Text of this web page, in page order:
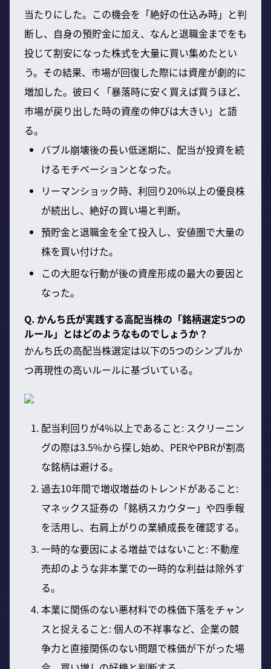
当たりにした。この機会を「絶好の仕込み時」と判
断し、自身の預貯金に加え、なんと退職金までをも
投じて割安になった株式を大量に買い集めたとい
う。その結果、市場が回復した際には資産が劇的に
増加した。彼曰く「暴落時に安く買えば買うほど、
市場が戻り出した時の資産の伸びは大きい」と語
る。
バブル崩壊後の長い低迷期に、配当が投資を続
けるモチベーションとなった。
リーマンショック時、利回り20%以上の優良株
が続出し、絶好の買い場と判断。
預貯金と退職金を全て投入し、安値圏で大量の
株を買い付けた。
この大胆な行動が後の資産形成の最大の要因と
なった。
Q. かんち氏が実践する高配当株の「銘柄選定5つの
ルール」とはどのようなものでしょうか？
かんち氏の高配当株選定は以下の5つのシンプルか
つ再現性の高いルールに基づいている。
配当利回りが4%以上であること: スクリーニン
グの際は3.5%から探し始め、PERやPBRが割高
な銘柄は避ける。
過去10年間で増収増益のトレンドがあること:
マネックス証券の「銘柄スカウター」や四季報
を活用し、右肩上がりの業績成長を確認する。
一時的な要因による増益ではないこと: 不動産
売却のような非本業での一時的な利益は除外す
る。
本業に関係のない悪材料での株価下落をチャン
スと捉えること: 個人の不祥事など、企業の競
争力と直接関係のない問題で株価が下がった場